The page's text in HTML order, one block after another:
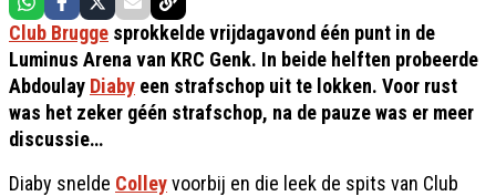
Club Brugge sprokkelde vrijdagavond één punt in de
Luminus Arena van KRC Genk. In beide helften probeerde
Abdoulay Diaby een strafschop uit te lokken. Voor rust
was het zeker géén strafschop, na de pauze was er meer
discussie…
Diaby snelde Colleyvoorbij en die leek de spits van Club